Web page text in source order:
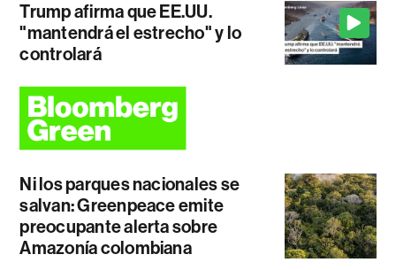
Trump afirma que EE.UU.
"mantendrá el estrecho" y lo
controlará
Ni los parques nacionales se
salvan: Greenpeace emite
preocupante alerta sobre
Amazonía colombiana